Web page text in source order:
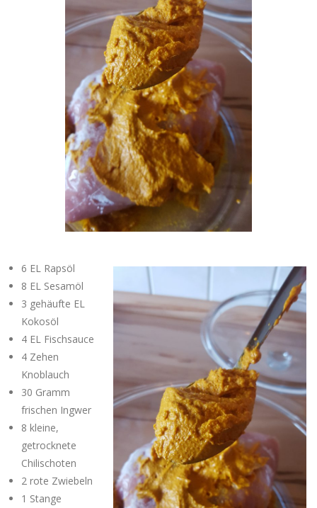
6 EL Rapsöl
8 EL Sesamöl
3 gehäufte EL
Kokosöl
4 EL Fischsauce
4 Zehen
Knoblauch
30 Gramm
frischen Ingwer
8 kleine,
getrocknete
Chilischoten
2 rote Zwiebeln
1 Stange